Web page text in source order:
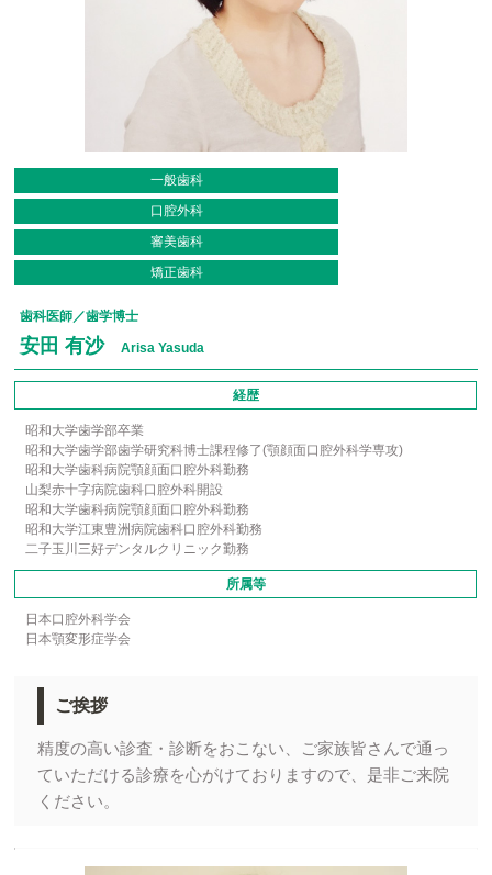
一般歯科
口腔外科
審美歯科
矯正歯科
歯科医師／歯学博士
安田 有沙 Arisa Yasuda
経歴
昭和大学歯学部卒業
昭和大学歯学部歯学研究科博士課程修了(顎顔面口腔外科学専攻)
昭和大学歯科病院顎顔面口腔外科勤務
山梨赤十字病院歯科口腔外科開設
昭和大学歯科病院顎顔面口腔外科勤務
昭和大学江東豊洲病院歯科口腔外科勤務
二子玉川三好デンタルクリニック勤務
所属等
日本口腔外科学会
日本顎変形症学会
ご挨拶
精度の高い診査・診断をおこない、ご家族皆さんで通っ
ていただける診療を心がけておりますので、是非ご来院
ください。